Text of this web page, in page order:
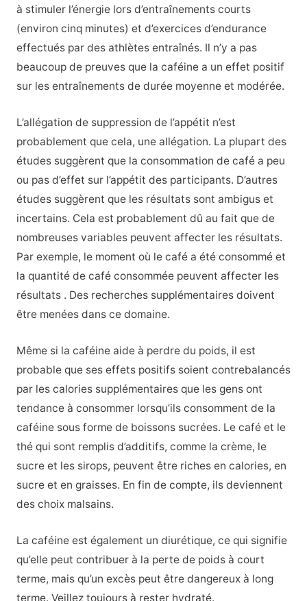
à stimuler l’énergie lors d’entraînements courts
(environ cinq minutes) et d’exercices d’endurance
effectués par des athlètes entraînés. Il n’y a pas
beaucoup de preuves que la caféine a un effet positif
sur les entraînements de durée moyenne et modérée.
L’allégation de suppression de l’appétit n’est
probablement que cela, une allégation. La plupart des
études suggèrent que la consommation de café a peu
ou pas d’effet sur l’appétit des participants. D’autres
études suggèrent que les résultats sont ambigus et
incertains. Cela est probablement dû au fait que de
nombreuses variables peuvent affecter les résultats.
Par exemple, le moment où le café a été consommé et
la quantité de café consommée peuvent affecter les
résultats . Des recherches supplémentaires doivent
être menées dans ce domaine.
Même si la caféine aide à perdre du poids, il est
probable que ses effets positifs soient contrebalancés
par les calories supplémentaires que les gens ont
tendance à consommer lorsqu’ils consomment de la
caféine sous forme de boissons sucrées. Le café et le
thé qui sont remplis d’additifs, comme la crème, le
sucre et les sirops, peuvent être riches en calories, en
sucre et en graisses. En fin de compte, ils deviennent
des choix malsains.
La caféine est également un diurétique, ce qui signifie
qu’elle peut contribuer à la perte de poids à court
terme, mais qu’un excès peut être dangereux à long
terme. Veillez toujours à rester hydraté.